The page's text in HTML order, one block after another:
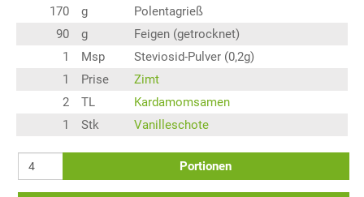
170
g
Polentagrieß
90
g
Feigen (getrocknet)
1
Msp
Steviosid-Pulver (0,2g)
1
Prise
Zimt
2
TL
Kardamomsamen
1
Stk Vanilleschote
Portionen